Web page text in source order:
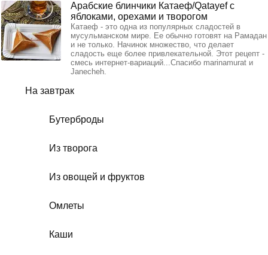
На завтрак
Бутерброды
Из творога
Из овощей и фруктов
Омлеты
Каши
Арабские блинчики Катаеф/Qatayef с
яблоками, орехами и творогом
Катаеф - это одна из популярных сладостей в
мусульманском мире. Ее обычно готовят на Рамадан
и не только. Начинок множество, что делает
сладость еще более привлекательной. Этот рецепт -
смесь интернет-вариаций...Спасибо marinamurat и
Janecheh.